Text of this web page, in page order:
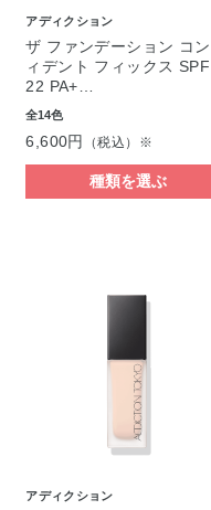
アディクション
ザ ファンデーション コ
ィデント フィックス SPF
22 PA+…
全14色
6,600円 （税込）※
種類を選ぶ
アディクション